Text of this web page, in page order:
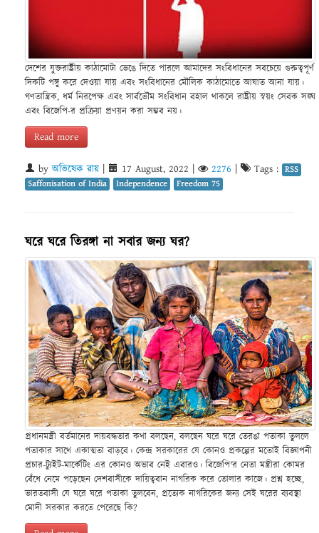
দেশের যুক্তরাষ্ট্রীয় কাঠামোটা ভেঙে দিতে পারলে আমাদের সংবিধানের সবচেয়ে গুরুত্বপূর্ণ
দিকটি পঙ্গু করে দেওয়া যায় এবং সংবিধানের মৌলিক কাঠামোতে আঘাত আনা যায়।
গণতান্ত্রিক, ধর্ম নিরপেক্ষ এবং সার্বভৌম সংবিধান বহাল থাকলে রাষ্ট্রীয় স্বয়ং সেবক সঙ্ঘ
এবং বিজেপি-র প্রক্রিয়া প্রণয়ন করা সম্ভব নয়।
Read more
byঅভিষেক রায় 17 August, 2022 2276 Tags : RSS
Saffonisation of India
Independence Freedom 75
ঘরে ঘরে তিরঙ্গা না সবার জন্য ঘর?
প্রধানমন্ত্রী বর্তমানের দায়বদ্ধতার কথা বলছেন, বলছেন ঘরে ঘরে তেরঙা পতাকা তুললে
পতাকার সাথে একাত্মতা বাড়বে। কেন্দ্র সরকারের যে কোনও প্রকল্পের মতোই বিজ্ঞাপনী
প্রচার-ট্যুইট-মার্কেটিং এর কোনও অভাব নেই এবারও। বিজেপি'র নেতা মন্ত্রীরা কোমর
বেঁধে নেমে পড়েছেন দেশবাসীকে দায়িত্ববান নাগরিক করে তোলার কাজে। প্রশ্ন হচ্ছে,
ভারতবাসী যে ঘরে ঘরে পতাকা তুলবেন, প্রত্যেক নাগরিকের জন্য সেই ঘরের ব্যবস্থা
মোদী সরকার করতে পেরেছে কি?